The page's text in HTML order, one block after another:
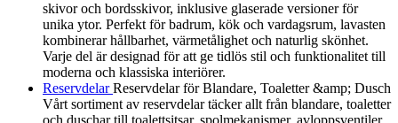
skivor och bordsskivor, inklusive glaserade versioner för
unika ytor. Perfekt för badrum, kök och vardagsrum, lavasten
kombinerar hållbarhet, värmetålighet och naturlig skönhet.
Varje del är designad för att ge tidlös stil och funktionalitet till
moderna och klassiska interiörer.
ReservdelarReservdelar för Blandare, Toaletter &amp; Dusch
Vårt sortiment av reservdelar täcker allt från blandare, toaletter
och duschar till toalettsitsar, spolmekanismer, avloppsventiler